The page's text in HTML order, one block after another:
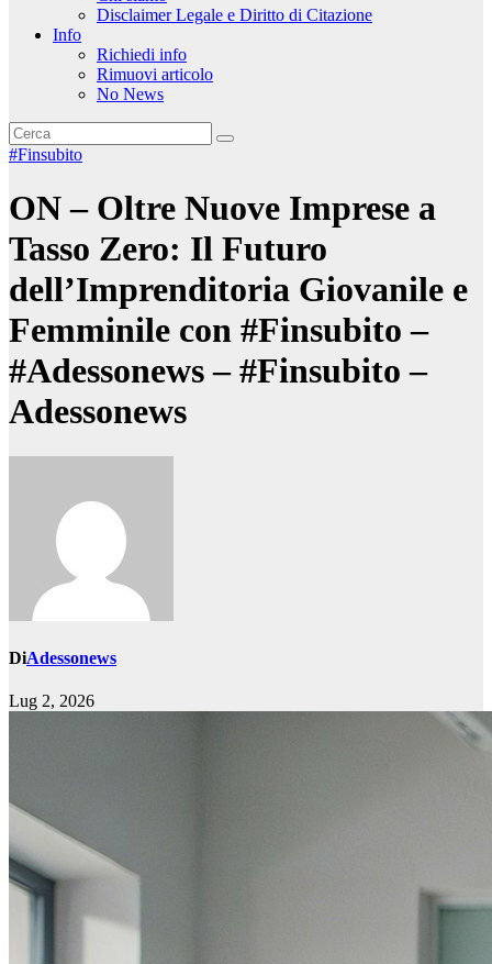
Disclaimer Legale e Diritto di Citazione
Info
Richiedi info
Rimuovi articolo
No News
#Finsubito
ON – Oltre Nuove Imprese a
Tasso Zero: Il Futuro
dell’Imprenditoria Giovanile e
Femminile con #Finsubito –
#Adessonews – #Finsubito –
Adessonews
DiAdessonews
Lug 2, 2026